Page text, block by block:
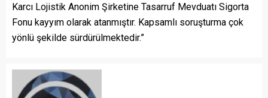
Karcı Lojistik Anonim Şirketine Tasarruf Mevduatı Sigorta
Fonu kayyım olarak atanmıştır. Kapsamlı soruşturma çok
yönlü şekilde sürdürülmektedir.”